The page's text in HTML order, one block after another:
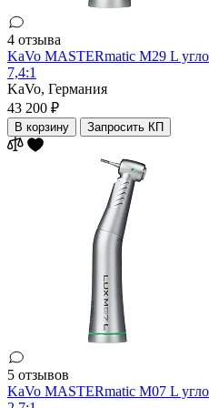
4 отзыва
KaVo MASTERmatic M29 L
7,4:1
KaVo, Германия
43 200 ₽
В корзину Запросить КП
5 отзывов
KaVo MASTERmatic M07 L